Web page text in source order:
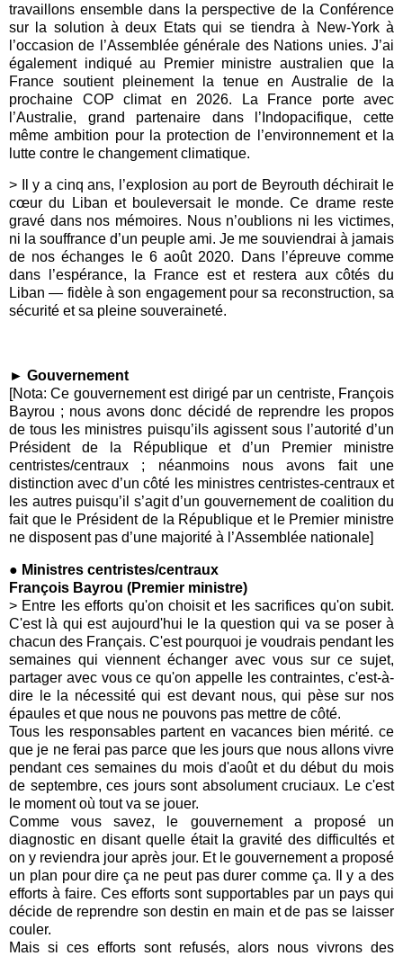
travaillons ensemble dans la perspective de la Conférence
sur la solution à deux Etats qui se tiendra à New-York à
l’occasion de l’Assemblée générale des Nations unies. J’ai
également indiqué au Premier ministre australien que la
France soutient pleinement la tenue en Australie de la
prochaine COP climat en 2026. La France porte avec
l’Australie, grand partenaire dans l’Indopacifique, cette
même ambition pour la protection de l’environnement et la
lutte contre le changement climatique.
> Il y a cinq ans, l’explosion au port de Beyrouth déchirait le
cœur du Liban et bouleversait le monde. Ce drame reste
gravé dans nos mémoires. Nous n’oublions ni les victimes,
ni la souffrance d’un peuple ami. Je me souviendrai à jamais
de nos échanges le 6 août 2020. Dans l’épreuve comme
dans l’espérance, la France est et restera aux côtés du
Liban — fidèle à son engagement pour sa reconstruction, sa
sécurité et sa pleine souveraineté.
► Gouvernement
[Nota: Ce gouvernement est dirigé par un centriste, François
Bayrou ; nous avons donc décidé de reprendre les propos
de tous les ministres puisqu’ils agissent sous l’autorité d’un
Président de la République et d’un Premier ministre
centristes/centraux ; néanmoins nous avons fait une
distinction avec d’un côté les ministres centristes-centraux et
les autres puisqu’il s’agit d’un gouvernement de coalition du
fait que le Président de la République et le Premier ministre
ne disposent pas d’une majorité à l’Assemblée nationale]
● Ministres centristes/centraux
François Bayrou (Premier ministre)
> Entre les efforts qu'on choisit et les sacrifices qu'on subit.
C'est là qui est aujourd'hui le la question qui va se poser à
chacun des Français. C'est pourquoi je voudrais pendant les
semaines qui viennent échanger avec vous sur ce sujet,
partager avec vous ce qu'on appelle les contraintes, c'est-à-
dire le la nécessité qui est devant nous, qui pèse sur nos
épaules et que nous ne pouvons pas mettre de côté.
Tous les responsables partent en vacances bien mérité. ce
que je ne ferai pas parce que les jours que nous allons vivre
pendant ces semaines du mois d'août et du début du mois
de septembre, ces jours sont absolument cruciaux. Le c'est
le moment où tout va se jouer.
Comme vous savez, le gouvernement a proposé un
diagnostic en disant quelle était la gravité des difficultés et
on y reviendra jour après jour. Et le gouvernement a proposé
un plan pour dire ça ne peut pas durer comme ça. Il y a des
efforts à faire. Ces efforts sont supportables par un pays qui
décide de reprendre son destin en main et de pas se laisser
couler.
Mais si ces efforts sont refusés, alors nous vivrons des